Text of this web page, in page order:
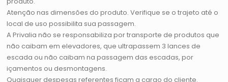
Atenção nas dimensões do produto. Verifique se o trajeto até o
local de uso possibilita sua passagem.
A Privalia não se responsabiliza por transporte de produtos que
não caibam em elevadores, que ultrapassem 3 lances de
escada ou não caibam na passagem das escadas, por
içamentos ou desmontagens.
Quaisquer despesas referentes ficam a cargo do cliente.